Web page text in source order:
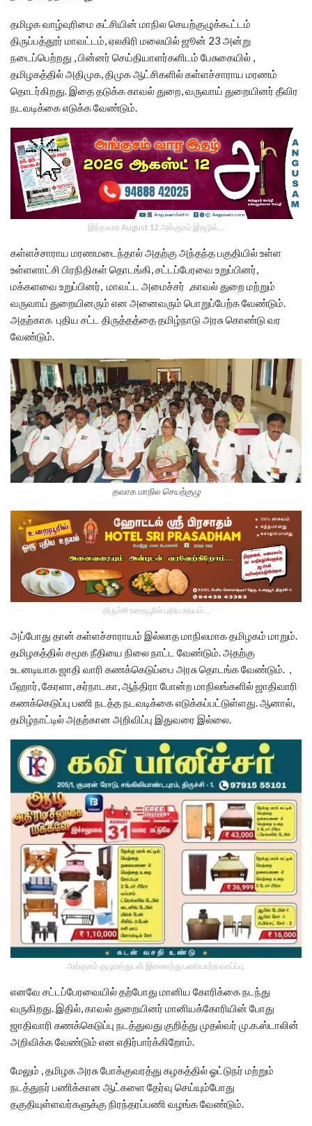
தமிழக வாழ்வுரிமை கட்சியின் மாநில செயற்குழுக்கூட்டம்
திருப்பத்தூர் மாவட்டம், ஏலகிரி மலையில் ஜூன் 23 அன்று
நடைப்பெற்றது , பின்னர் செய்தியாளர்களிடம் பேசுகையில் ,
தமிழகத்தில் அதிமுக, திமுக ஆட்சிகளில் கள்ளச்சாராய மரணம்
தொடர்கிறது. இதை தடுக்க காவல் துறை, வருவாய் துறையினர் தீவிர
நடவடிக்கை எடுக்க வேண்டும்.
இந்த வார August 12 அங்குசம் இதழில்…
கள்ளச்சாராய மரணமடைந்தால் அதற்கு அந்தந்த பகுதியில் உள்ள
உள்ளளாட்சி பிரநிதிகள் தொடங்கி, சட்டப்பேரவை உறுப்பினர்,
மக்களவை உறுப்பினர், மாவட்ட அமைச்சர் ,காவல் துறை மற்றும்
வருவாய் துறையினரும் என அனைவரும் பொறுப்பேற்க வேண்டும்.
அதற்காக புதிய சட்ட திருத்தத்தை தமிழ்நாடு அரசு கொண்டு வர
வேண்டும்.
தவாக மாநில செயற்குழு
திருச்சி உறையூரில் புதிய உதயம்...
அப்போது தான் கள்ளச்சாராயம் இல்லாத மாநிலமாக தமிழகம் மாறும்.
தமிழகத்தில் சமூக நீதியை நிலை நாட்ட வேண்டும். அதற்கு
உடனடியாக ஜாதி வாரி கணக்கெடுப்பை அரசு தொடங்க வேண்டும். ,
பீஹார், கேரளா, கர்நாடகா, ஆந்திரா போன்ற மாநிலங்களில் ஜாதிவாரி
கணக்கெடுப்பு பணி நடத்த நடவடிக்கை எடுக்கப்பட்டுள்ளது. ஆனால்,
தமிழ்நாட்டில் அதற்கான அறிவிப்பு இதுவரை இல்லை.
அங்குசம் குழுமத்துடன் இணைந்து பணியாற்ற வாய்ப்பு.
எனவே சட்டப்பேரவையில் தற்போது மானிய கோரிக்கை நடந்து
வருகிறது. இதில், காவல் துறையினர் மானியக்கோரியின் போது
ஜாதிவாரி கணக்கெடுப்பு நடத்துவது குறித்து முதல்வர் மு.க.ஸ்டாலின்
அறிவிக்க வேண்டும் என எதிர்பார்க்கிறோம்.
மேலும் , தமிழக அரசு போக்குவரத்து கழகத்தில் ஓட்டுநர் மற்றும்
நடத்துநர் பணிக்கான ஆட்களை தேர்வு செய்யும்போது
தகுதியுள்ளவர்களுக்கு நிரந்தரப்பணி வழங்க வேண்டும்.